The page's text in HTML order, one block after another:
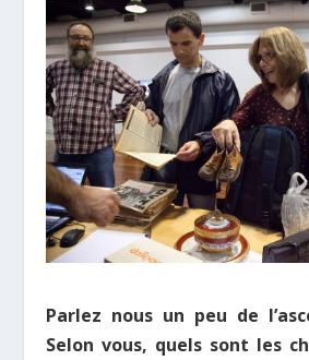
Parlez nous un peu de
Selon vous, quels sont les